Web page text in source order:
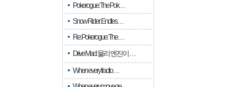
Pokerogue: The Pok…
Snow Rider: Endles…
Re: Pokerogue: The…
Drive Mad: 물리 엔진이 …
When every fractio…